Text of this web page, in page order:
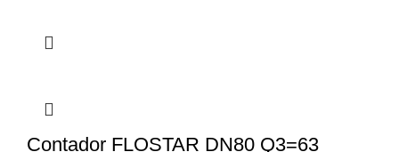
Contador FLOSTAR DN80 Q3=63